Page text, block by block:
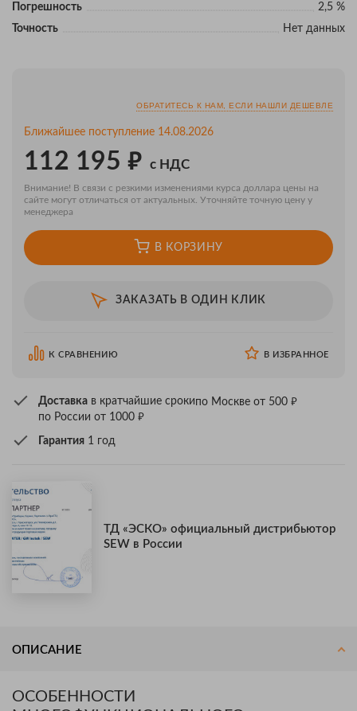
Погрешность
2,5 %
Точность
Нет данных
ОБРАТИТЕСЬ К НАМ, ЕСЛИ НАШЛИ ДЕШЕВЛЕ
Ближайшее поступление 14.08.2026
112 195 ₽ с НДС
Внимание! В связи с резкими изменениями курса доллара цены на
сайте могут отличаться от актуальных. Уточняйте точную цену у
менеджера
В КОРЗИНУ
ЗАКАЗАТЬ В ОДИН КЛИК
К СРАВНЕНИЮ В ИЗБРАННОЕ
Доставка в кратчайшие срокипо Москве от 500 ₽
по России от 1000 ₽
Гарантия 1 год
ТД «ЭСКО» официальный дистрибьютор
SEW в России
ОПИСАНИЕ
ОСОБЕННОСТИ